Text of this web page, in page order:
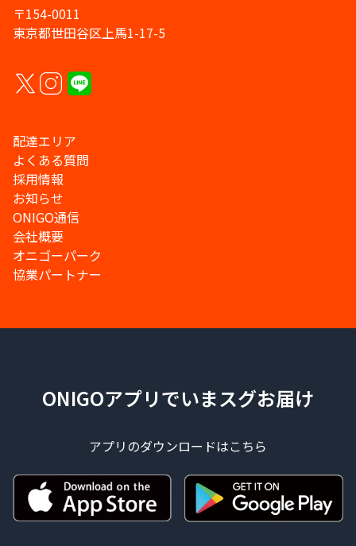
〒154-0011
東京都世田谷区上馬1-17-5
配達エリア
よくある質問
採用情報
お知らせ
ONIGO通信
会社概要
オニゴーパーク
協業パートナー
ONIGOアプリでいまスグお届け
アプリのダウンロードはこちら